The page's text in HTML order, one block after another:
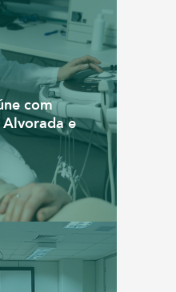
com
e